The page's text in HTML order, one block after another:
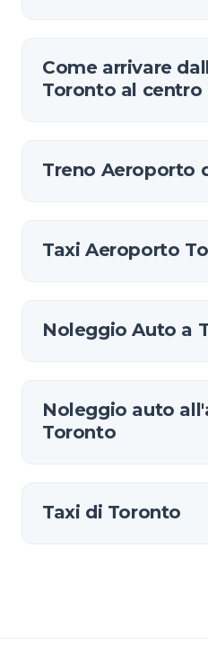
Come arrivare
Toronto al centro
Treno Aeroporto
Taxi Aeroporto
Noleggio Auto a
Noleggio auto
Toronto
Taxi di Toronto